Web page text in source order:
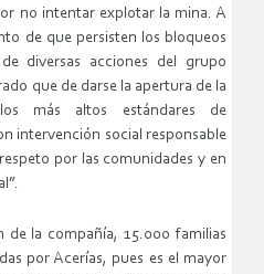
no intentar explotar la mina. A
de que persisten los bloqueos
diversas acciones del grupo
que de darse la apertura de la
más altos estándares de
intervención social responsable
por las comunidades y en
la compañía, 15.000 familias
por Acerías, pues es el mayor